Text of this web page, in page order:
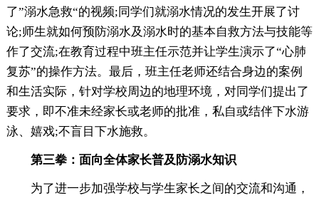
了”溺水急救“的视频;同学们就溺水情况的发生开展了讨
论;师生就如何预防溺水及溺水时的基本自救方法与技能等
作了交流;在教育过程中班主任示范并让学生演示了“心肺
复苏”的操作方法。最后，班主任老师还结合身边的案例
和生活实际，针对学校周边的地理环境，对同学们提出了
要求，即不准未经家长或老师的批准，私自或结伴下水游
泳、嬉戏;不盲目下水施救。
第三拳：面向全体家长普及防溺水知识
为了进一步加强学校与学生家长之间的交流和沟通，